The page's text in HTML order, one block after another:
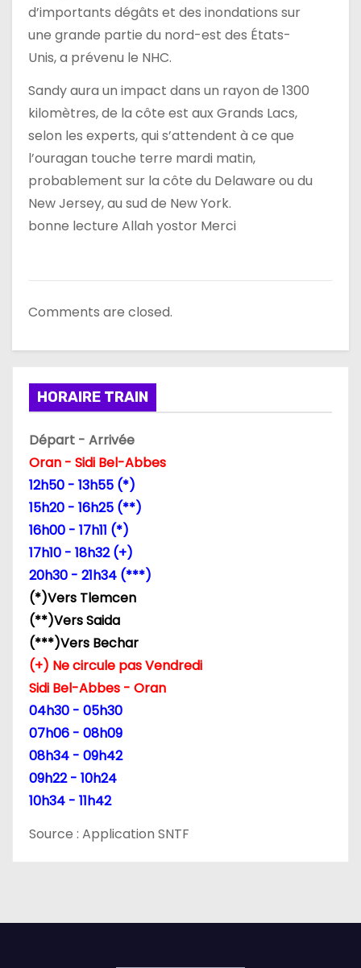
d’importants dégâts et des inondations sur
une grande partie du nord-est des États-
Unis, a prévenu le NHC.
Sandy aura un impact dans un rayon de 1300
kilomètres, de la côte est aux Grands Lacs,
selon les experts, qui s’attendent à ce que
l’ouragan touche terre mardi matin,
probablement sur la côte du Delaware ou du
New Jersey, au sud de New York.
bonne lecture Allah yostor Merci
Comments are closed.
HORAIRE TRAIN
Départ - Arrivée
Oran - Sidi Bel-Abbes
12h50 - 13h55 (*)
15h20 - 16h25 (**)
16h00 - 17h11 (*)
17h10 - 18h32 (+)
20h30 - 21h34 (***)
(*)Vers Tlemcen
(**)Vers Saida
(***)Vers Bechar
(+) Ne circule pas Vendredi
Sidi Bel-Abbes - Oran
04h30 - 05h30
07h06 - 08h09
08h34 - 09h42
09h22 - 10h24
10h34 - 11h42
Source : Application SNTF